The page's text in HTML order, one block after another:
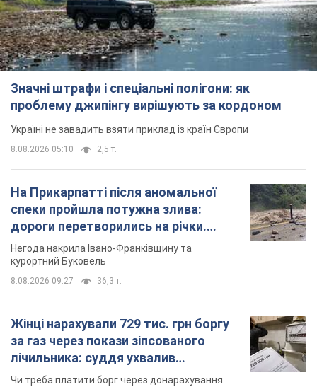
Значні штрафи і спеціальні полігони: як
проблему джипінгу вирішують за кордоном
Україні не завадить взяти приклад із країн Європи
8.08.2026 05:10 2,5 т.
На Прикарпатті після аномальної
спеки пройшла потужна злива:
дороги перетворились на річки.
Відео
Негода накрила Івано-Франківщину та
курортний Буковель
8.08.2026 09:27 36,3 т.
Жінці нарахували 729 тис. грн боргу
за газ через покази зіпсованого
лічильника: суддя ухвалив
неочікуване рішення
Чи треба платити борг через донарахування